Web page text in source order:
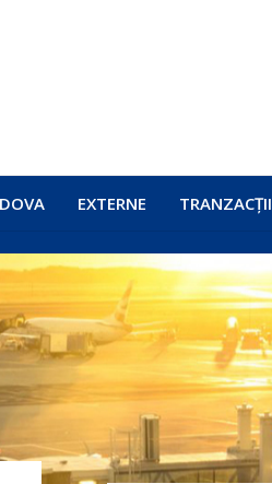
EXTERNE TRANZACȚII